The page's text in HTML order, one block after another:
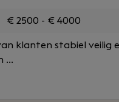
€ 2500 - € 4000
klanten stabiel veilig
...